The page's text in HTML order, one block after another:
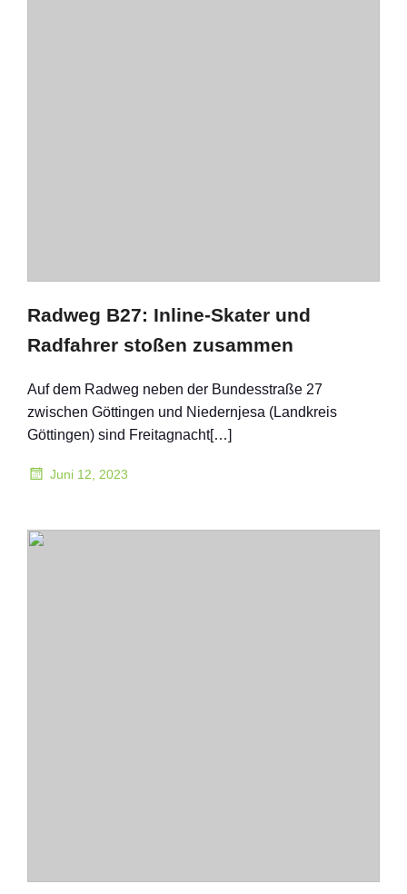
Radweg B27: Inline-Skater und
Radfahrer stoßen zusammen
Auf dem Radweg neben der Bundesstraße 27
zwischen Göttingen und Niedernjesa (Landkreis
Göttingen) sind Freitagnacht[…]
Juni 12, 2023